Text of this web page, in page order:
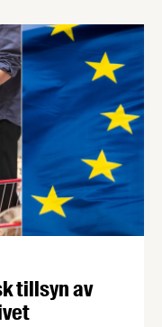
och
som
tillsyn av